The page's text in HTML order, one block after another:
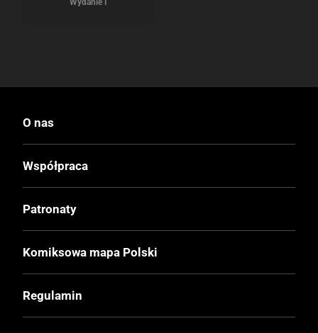
O nas
Współpraca
Patronaty
Komiksowa mapa Polski
Regulamin